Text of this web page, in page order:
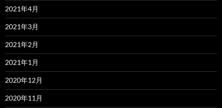
2021年4月
2021年3月
2021年2月
2021年1月
2020年12月
2020年11月